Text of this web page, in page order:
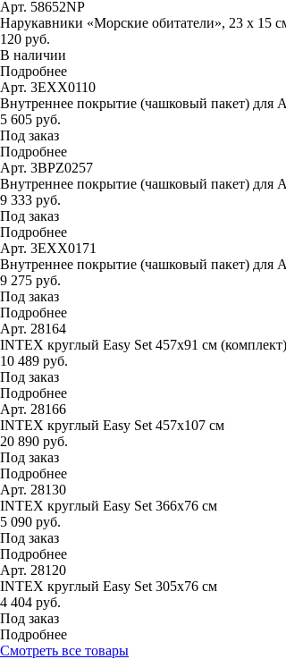
Арт. 58652NP
Нарукавники «Морские обитатели», 23 х 15
120 руб.
В наличии
Подробнее
Арт. 3EXX0110
Внутреннее покрытие (чашковый пакет) для
5 605 руб.
Под заказ
Подробнее
Арт. 3BPZ0257
Внутреннее покрытие (чашковый пакет) для
9 333 руб.
Под заказ
Подробнее
Арт. 3EXX0171
Внутреннее покрытие (чашковый пакет) для
9 275 руб.
Под заказ
Подробнее
Арт. 28164
INTEX круглый Easy Set 457х91 см (комплект)
10 489 руб.
Под заказ
Подробнее
Арт. 28166
INTEX круглый Easy Set 457х107 см
20 890 руб.
Под заказ
Подробнее
Арт. 28130
INTEX круглый Easy Set 366х76 см
5 090 руб.
Под заказ
Подробнее
Арт. 28120
INTEX круглый Easy Set 305х76 см
4 404 руб.
Под заказ
Подробнее
Смотреть все товары